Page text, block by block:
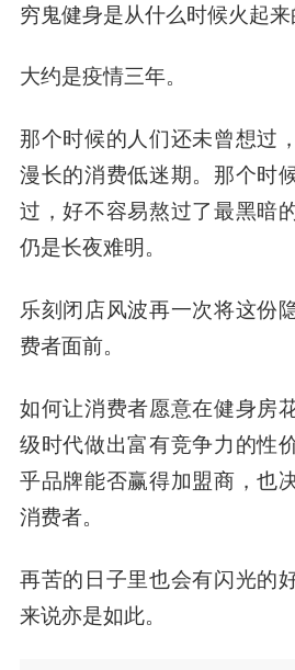
穷鬼健身是从什么时候火起来
大约是疫情三年。
那个时候的人们还未曾想过
漫长的消费低迷期。那个时
过，好不容易熬过了最黑暗
仍是长夜难明。
乐刻闭店风波再一次将这份
费者面前。
如何让消费者愿意在健身房
级时代做出富有竞争力的性
乎品牌能否赢得加盟商，也
消费者。
再苦的日子里也会有闪光的
来说亦是如此。